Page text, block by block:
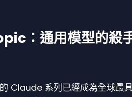
：通用模型的殺
Claude 系列已經成為全球最